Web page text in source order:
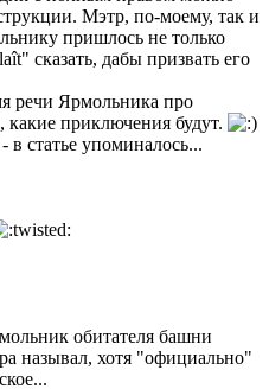
Мэтр, по-моему, так и
пришлось не только
сказать, дабы призвать его
речи Ярмольника про
приключения будут.
в статье упоминалось...
обитателя башни
называл, хотя "официально"